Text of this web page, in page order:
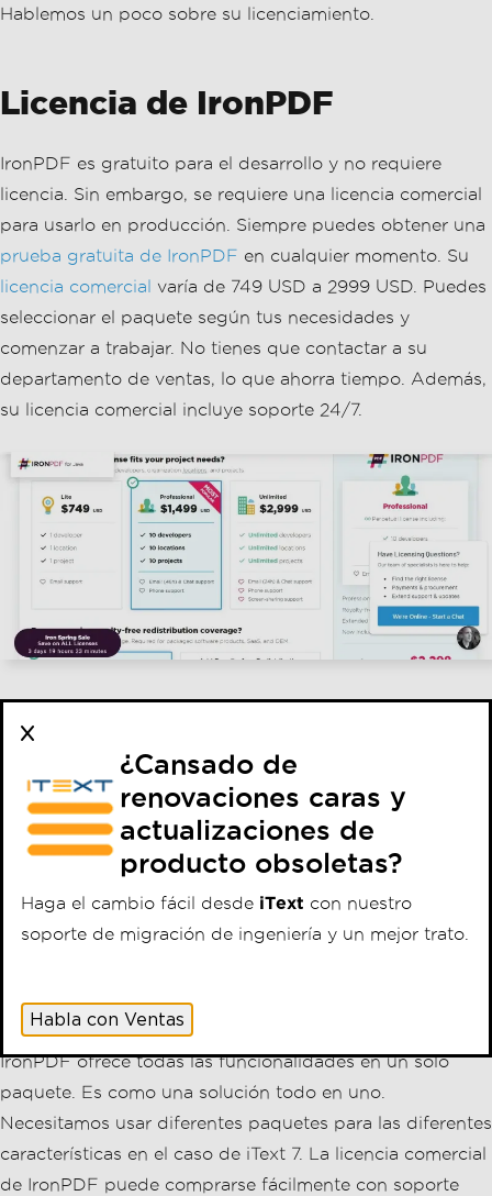
Hablemos un poco sobre su licenciamiento.
Licencia de IronPDF
IronPDF es gratuito para el desarrollo y no requiere
licencia. Sin embargo, se requiere una licencia comercial
para usarlo en producción. Siempre puedes obtener una
prueba gratuita de IronPDF en cualquier momento. Su
licencia comercial
varía de 749 USD a 2999 USD. Puedes
seleccionar el paquete según tus necesidades y
comenzar a trabajar. No tienes que contactar a su
departamento de ventas, lo que ahorra tiempo. Además,
su licencia comercial incluye soporte 24/7.
Conclusión
IronPDF ofrece todas las funcionalidades en un solo
paquete. Es como una solución todo en uno.
Necesitamos usar diferentes paquetes para las diferentes
características en el caso de iText 7. La licencia comercial
de IronPDF puede comprarse fácilmente con soporte
¿Cansado de
renovaciones caras y
actualizaciones de
producto obsoletas?
Haga el cambio fácil desde iText con nuestro
soporte de migración de ingeniería y un mejor trato.
Habla con Ventas